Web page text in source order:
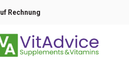
Rechnung